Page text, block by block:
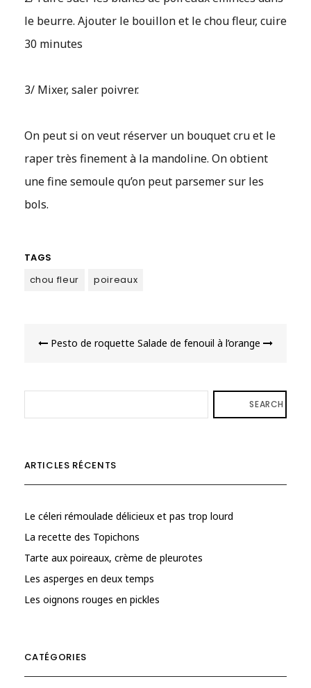
le beurre. Ajouter le bouillon et le chou fleur, cuire
30 minutes
3/ Mixer, saler poivrer.
On peut si on veut réserver un bouquet cru et le
raper très finement à la mandoline. On obtient
une fine semoule qu’on peut parsemer sur les
bols.
TAGS
chou fleur
poireaux
de Pesto de roquette Salade de fenouil à l’orange
SEARCH
ARTICLES RÉCENTS
Le céleri rémoulade délicieux et pas trop lourd
La recette des Topichons
Tarte aux poireaux, crème de pleurotes
Les asperges en deux temps
Les oignons rouges en pickles
CATÉGORIES